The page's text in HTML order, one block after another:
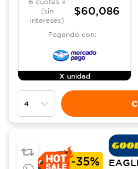
(sin
intereses)
$60,086
Pagando con:
X unidad
-35%